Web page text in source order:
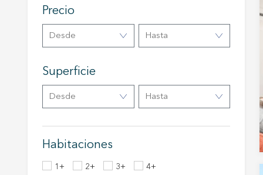
Precio
Desde Hasta
Superficie
Desde Hasta
Habitaciones
1+ 2+ 3+ 4+
en el